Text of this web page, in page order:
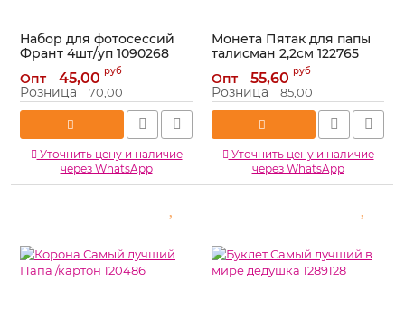
Набор для фотосессий
Франт 4шт/уп 1090268
Артикул: 1090268
Опт 45,00 руб
Розница 70,00
Уточнить цену и наличие
через WhatsApp
Монета Пятак для папы
талисман 2,2см 122765
Артикул: 122765
Опт 55,60 руб
Розница 85,00
Уточнить цену и наличие
через WhatsApp